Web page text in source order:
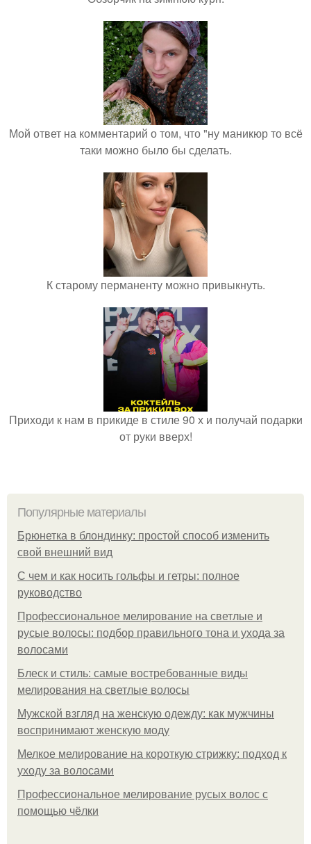
Мой ответ на комментарий о том, что "ну маникюр то всё
таки можно было бы сделать.
К старому перманенту можно привыкнуть.
Приходи к нам в прикиде в стиле 90 х и получай подарки
от руки вверх!
Популярные материалы
Брюнетка в блондинку: простой способ изменить
свой внешний вид
С чем и как носить гольфы и гетры: полное
руководство
Профессиональное мелирование на светлые и
русые волосы: подбор правильного тона и ухода за
волосами
Блеск и стиль: самые востребованные виды
мелирования на светлые волосы
Мужской взгляд на женскую одежду: как мужчины
воспринимают женскую моду
Мелкое мелирование на короткую стрижку: подход к
уходу за волосами
Профессиональное мелирование русых волос с
помощью чёлки